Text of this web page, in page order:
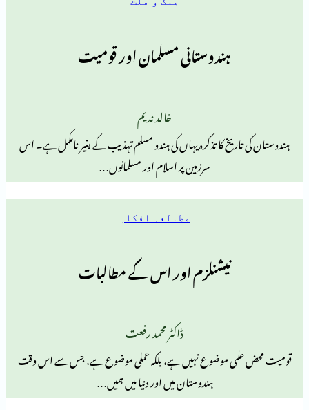
ہندوستانی مسلمان اور قومیت
کا تذکرہ یہاں کی ہندو مسلم تہذیب کے بغیر نامکمل ہے۔ اس
سرزمین پر اسلام اور مسلمانوں…
مطالعہ افکار
نیشنلزم اور اس کے مطالبات
موضوع نہیں ہے، بلکہ عملی موضوع ہے، جس سے اس وقت
ہندوستان میں اور دنیا میں ہمیں…